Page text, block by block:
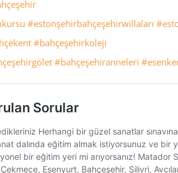
#estonşehirbahçeşehirwillaları
#bahçeşehirkoleji
#bahçeşehiranneleri